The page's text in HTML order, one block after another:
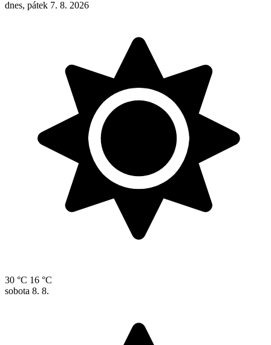
dnes, pátek 7. 8. 2026
30 °C 16 °C
sobota 8. 8.